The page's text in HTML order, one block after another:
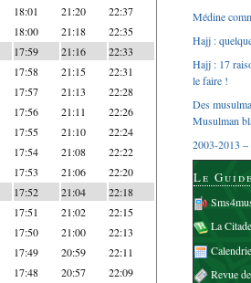
18:01 21:20 22:37
18:00 21:18 22:35
17:59 21:16 22:33
17:58 21:15 22:31
17:57 21:13 22:28
17:56 21:11 22:26
17:55 21:10 22:24
17:54 21:08 22:22
17:53 21:06 22:20
17:52 21:04 22:18
17:51 21:02 22:15
17:50 21:00 22:13
17:49 20:59 22:11
17:48 20:57 22:09
Médine
Hajj :
Hajj : 17
le faire !
Des
Musulman
2003-2013 –
Le
La
Revue